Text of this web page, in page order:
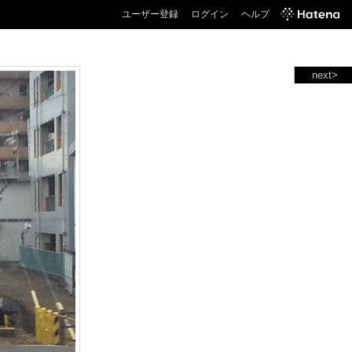
ユーザー登録 ログイン ヘルプ
next>